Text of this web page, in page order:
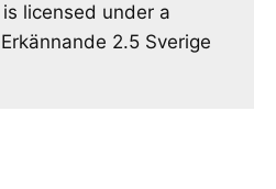
licensed under a
2.5 Sverige